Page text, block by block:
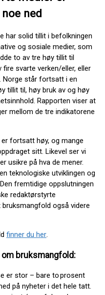
ned
har solid tillit i befolkningen
og sosiale medier, som
to av tre høy tillit til
svarte verken/eller, eller
Norge står fortsatt i en
tillit til, høy bruk av og høy
Rapporten viser at
mellom de tre indikatorene
fortsatt høy, og mange
sitt. Likevel ser vi
usikre på hva de mener.
teknologiske utviklingen og
fremtidige oppslutningen
redaktørstyrte
også videre
finner du her.
bruksmangfold:
er stor – bare to prosent
på nyheter i det hele tatt.